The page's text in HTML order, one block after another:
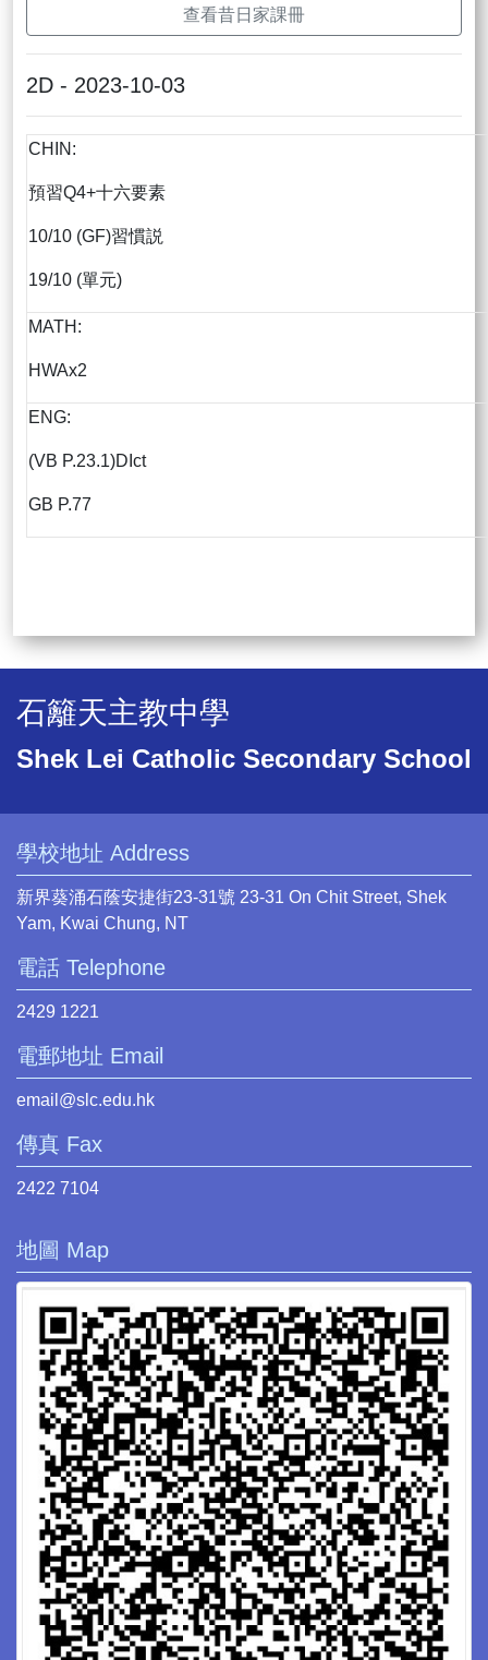
查看昔日家課冊
2D - 2023-10-03
CHIN:
預習Q4+十六要素
10/10 (GF)習慣説
19/10 (單元)
MATH:
HWAx2
ENG:
(VB P.23.1)DIct
GB P.77
石籬天主教中學
Shek Lei Catholic Secondary School
學校地址 Address
新界葵涌石蔭安捷街23-31號 23-31 On Chit Street, Shek
Yam, Kwai Chung, NT
電話 Telephone
2429 1221
電郵地址 Email
email@slc.edu.hk
傳真 Fax
2422 7104
地圖 Map